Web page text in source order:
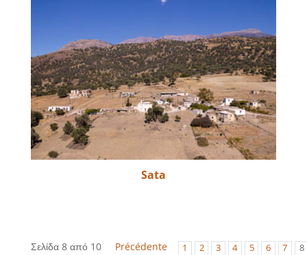
Sata
Σελίδα 8 από 10 Précédente 1 2 3 4 5 6 7 8